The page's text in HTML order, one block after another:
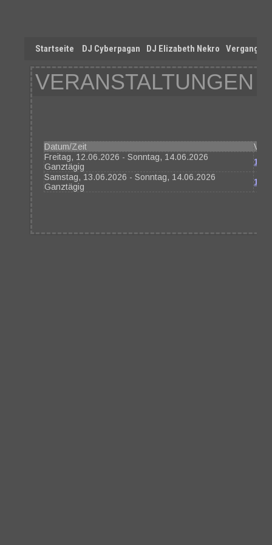
Startseite DJ Cyberpagan DJ Elizabeth Nekro
VERANSTALTUNGEN
Datum/Zeit
Freitag, 12.06.2026 - Sonntag, 14.06.2026
Ganztägig
Samstag, 13.06.2026 - Sonntag, 14.06.2026
Ganztägig